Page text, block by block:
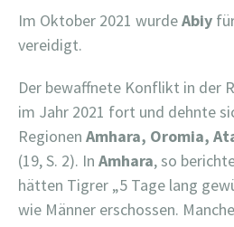
Im Oktober 2021 wurdeAbiy
vereidigt.
Der bewaffnete Konflikt in der
im Jahr 2021 fort und dehnte
Regionen Amhara, Oromia,
(19, S. 2). In Amhara, so
hätten Tigrer „5 Tage lang
wie Männer erschossen.